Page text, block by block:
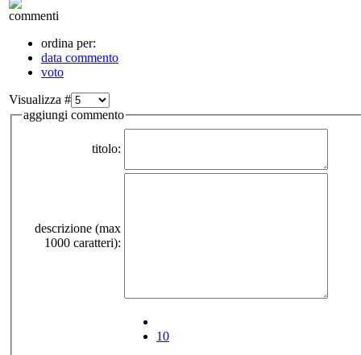
commenti
ordina per:
data commento
voto
Visualizza #
aggiungi commento
titolo:
descrizione (max
1000 caratteri):
10